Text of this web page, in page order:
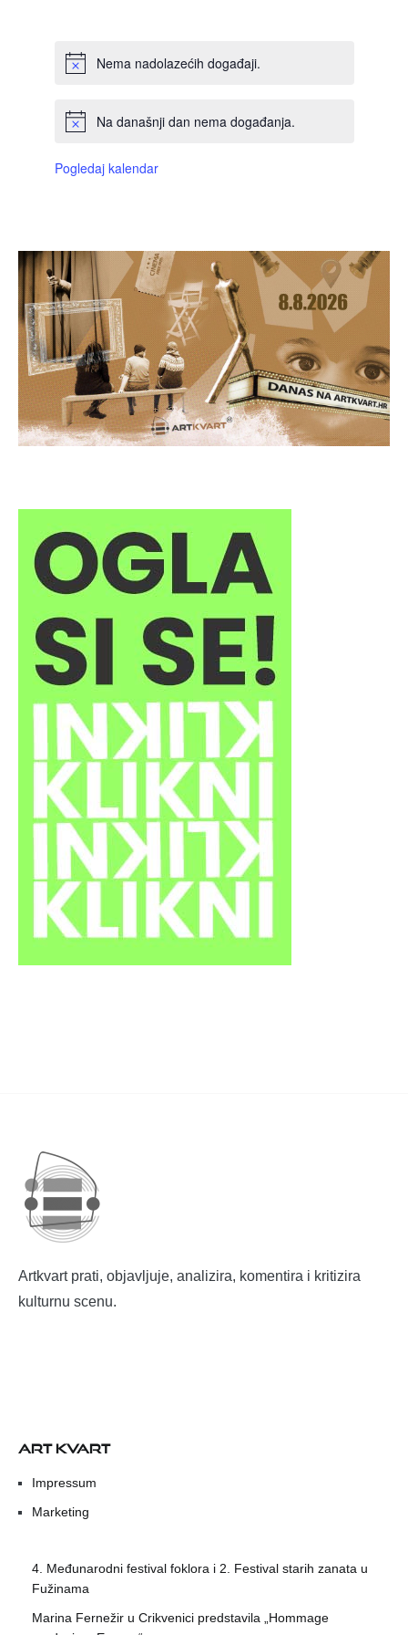
Nema nadolazećih događaji.
Na današnji dan nema događanja.
Pogledaj kalendar
Artkvart prati, objavljuje, analizira, komentira i kritizira
kulturnu scenu.
ART KVART
Impressum
Marketing
4. Međunarodni festival foklora i 2. Festival starih zanata u
Fužinama
Marina Fernežir u Crikvenici predstavila „Hommage